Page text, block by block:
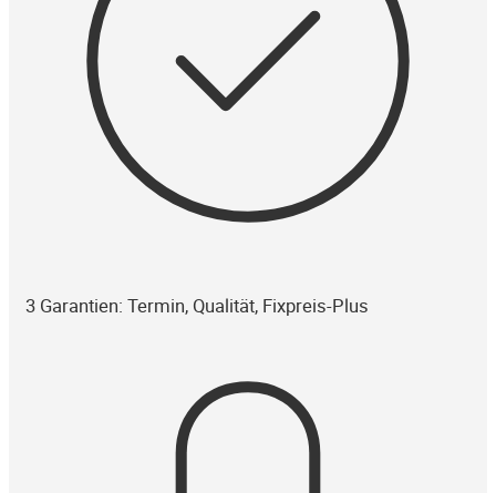
3 Garantien: Termin, Qualität, Fixpreis-Plus